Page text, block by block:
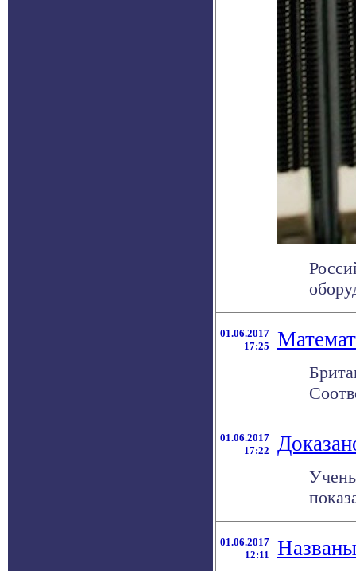
01.06.2017
17:25
01.06.2017
17:22
01.06.2017
12:11